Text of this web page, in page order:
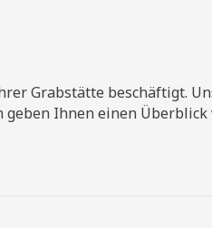
Grabstätte beschäftigt.
Ihnen einen